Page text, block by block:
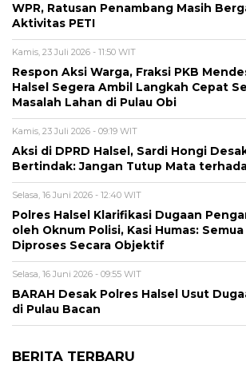
WPR, Ratusan Penambang Masih
Aktivitas PETI
Kamis, 23 Juli 2026 - 11:50 WIT
Respon Aksi Warga, Fraksi PKB
Halsel Segera Ambil Langkah Cepat
Masalah Lahan di Pulau Obi
Kamis, 23 Juli 2026 - 09:19 WIT
Aksi di DPRD Halsel, Sardi Hongi
Bertindak: Jangan Tutup Mata
Selasa, 16 Juni 2026 - 12:40 WIT
Polres Halsel Klarifikasi Dugaan
oleh Oknum Polisi, Kasi Humas:
Diproses Secara Objektif
Selasa, 16 Juni 2026 - 09:55 WIT
BARAH Desak Polres Halsel Usut
di Pulau Bacan
BERITA TERBARU